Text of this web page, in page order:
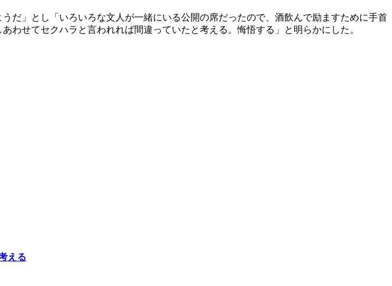
だ」とし「いろいろな文人が一緒にいる公開の席だったので、酒飲んで励ますために手首
せてセクハラと言われれば間違っていたと考える。悔悟する」と明らかにした。
える